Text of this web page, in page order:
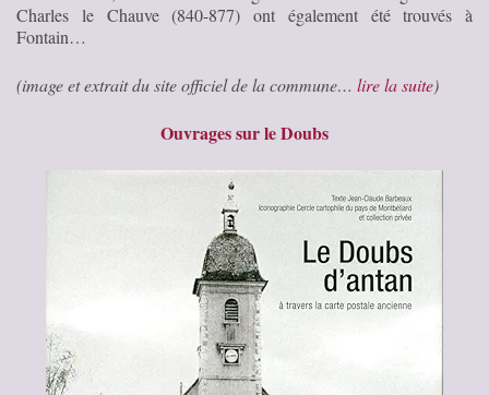
Charles le Chauve (840-877) ont également été trouvés à
Fontain…
(image et extrait du site officiel de la commune… lire la suite)
Ouvrages sur le Doubs